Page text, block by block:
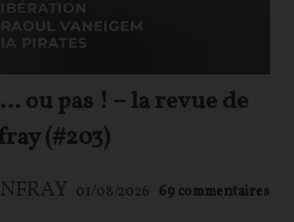
ou pas ! – la revue de
(#203)
01/08/2026 69 commentaires